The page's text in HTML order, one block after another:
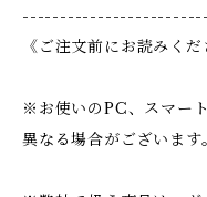
《ご注文前にお読みくだ
※お使いのPC、スマー
異なる場合がございます。